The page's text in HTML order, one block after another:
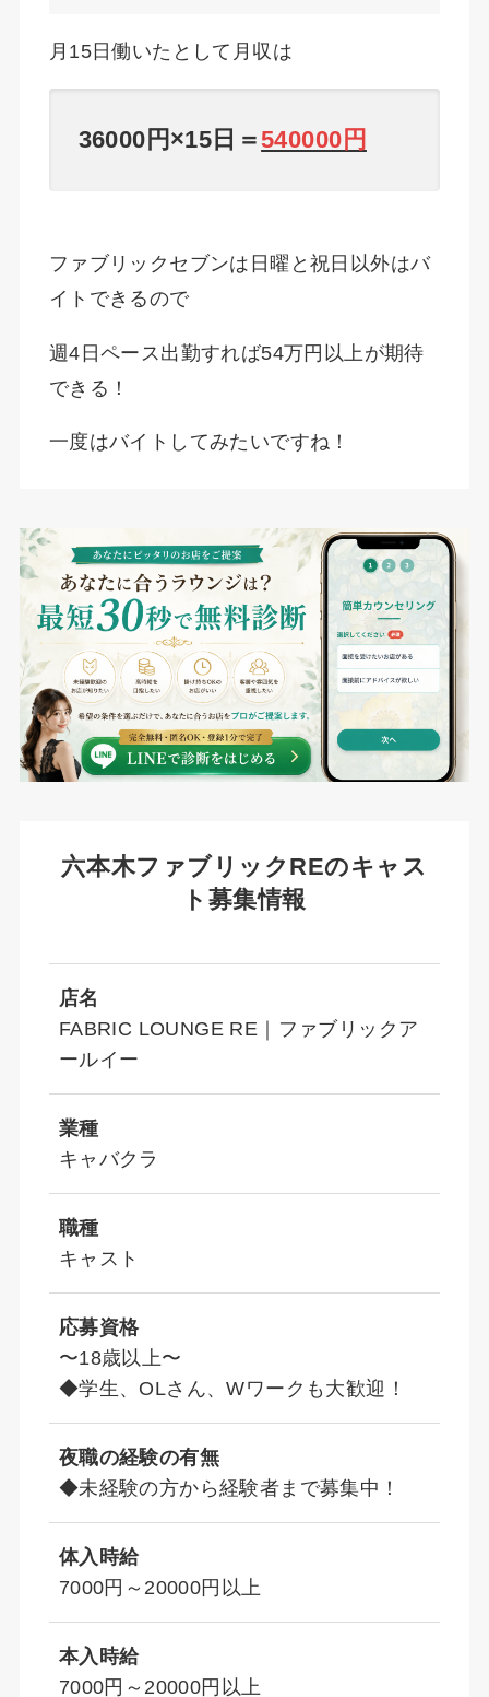
月15日働いたとして月収は
36000円×15日＝540000円
ファブリックセブンは日曜と祝日以外はバ
イトできるので
週4日ペース出勤すれば54万円以上が期待
できる！
一度はバイトしてみたいですね！
六本木ファブリックREのキャス
ト募集情報
店名
FABRIC LOUNGE RE｜ファブリックア
ールイー
業種
キャバクラ
職種
キャスト
応募資格
〜18歳以上〜
◆学生、OLさん、Wワークも大歓迎！
夜職の経験の有無
◆未経験の方から経験者まで募集中！
体入時給
7000円～20000円以上
本入時給
7000円～20000円以上